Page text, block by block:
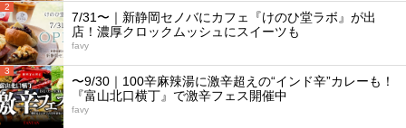
2
7/31〜｜新静岡セノバにカフェ『けのひ堂ラボ』が出
店！濃厚クロックムッシュにスイーツも
favy
3
〜9/30｜100辛麻辣湯に激辛超えの“インド辛”カレーも！
『富山北口横丁』で激辛フェス開催中
favy